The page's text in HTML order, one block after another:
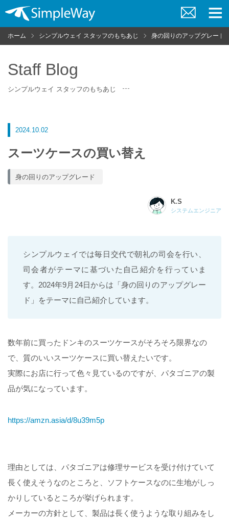
問
い
ニ
ュ
ホーム シンプルウェイ スタッフのもちあじ 身の回りのアップグレード
Staff Blog
シンプルウェイ スタッフのもちあじ
2024.10.02
スーツケースの買い替え
身の回りのアップグレード
K.S
システムエンジニア
シンプルウェイでは毎日交代で朝礼の司会を行い、
司会者がテーマに基づいた自己紹介を行っていま
す。2024年9月24日からは「身の回りのアップグレー
ド」をテーマに自己紹介しています。
数年前に買ったドンキのスーツケースがそろそろ限界なの
で、質のいいスーツケースに買い替えたいです。
実際にお店に行って色々見ているのですが、パタゴニアの製
品が気になっています。
https://amzn.asia/d/8u39m5p
理由としては、パタゴニアは修理サービスを受け付けていて
長く使えそうなのところと、ソフトケースなのに生地がしっ
かりしているところが挙げられます。
メーカーの方針として、製品は長く使うような取り組みをし